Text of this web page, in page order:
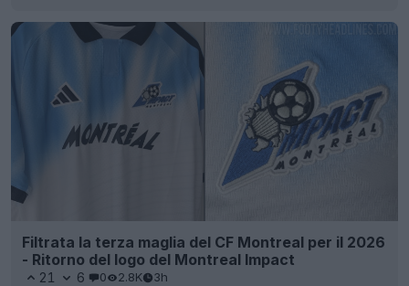
Filtrata la terza maglia del CF Montreal per il 2026
- Ritorno del logo del Montreal Impact
21 6 0 2.8K 3h